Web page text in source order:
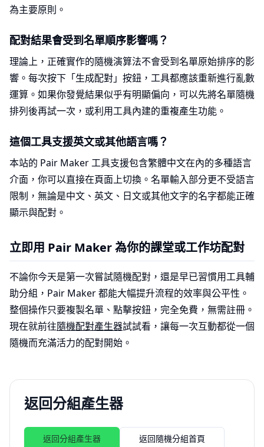
為主要原則。
配對結果會受到名單順序影響嗎？
理論上，正確實作的隨機演算法不會受到名單原始排序的影
響。每次按下「生成配對」按鈕，工具都應該重新進行亂數
運算。如果你發覺結果似乎有明顯偏向，可以先將名單隨機
排列後再試一次，或利用工具內建的重複產生功能。
這個工具支援英文或其他語言嗎？
本站的 Pair Maker 工具支援包含繁體中文在內的多種語言
介面，你可以直接在頁面上切換。名單輸入部分更不受語言
限制，無論是中文、英文、日文或其他文字的名字都能正確
顯示與配對。
立即用 Pair Maker 為你的課堂或工作坊配對
不論你今天是第一次嘗試隨機配對，還是早已習慣用工具輔
助分組，Pair Maker 都能大幅提升流程的效率與公平性。
整個操作只要複製名單、點擊按鈕，完全免費，無需註冊。
現在就前往隨機配對產生器試試看，讓每一次互動都從一個
隨機而充滿活力的配對開始。
返回分組產生器
返回分組產生器 返回隨機分組首頁